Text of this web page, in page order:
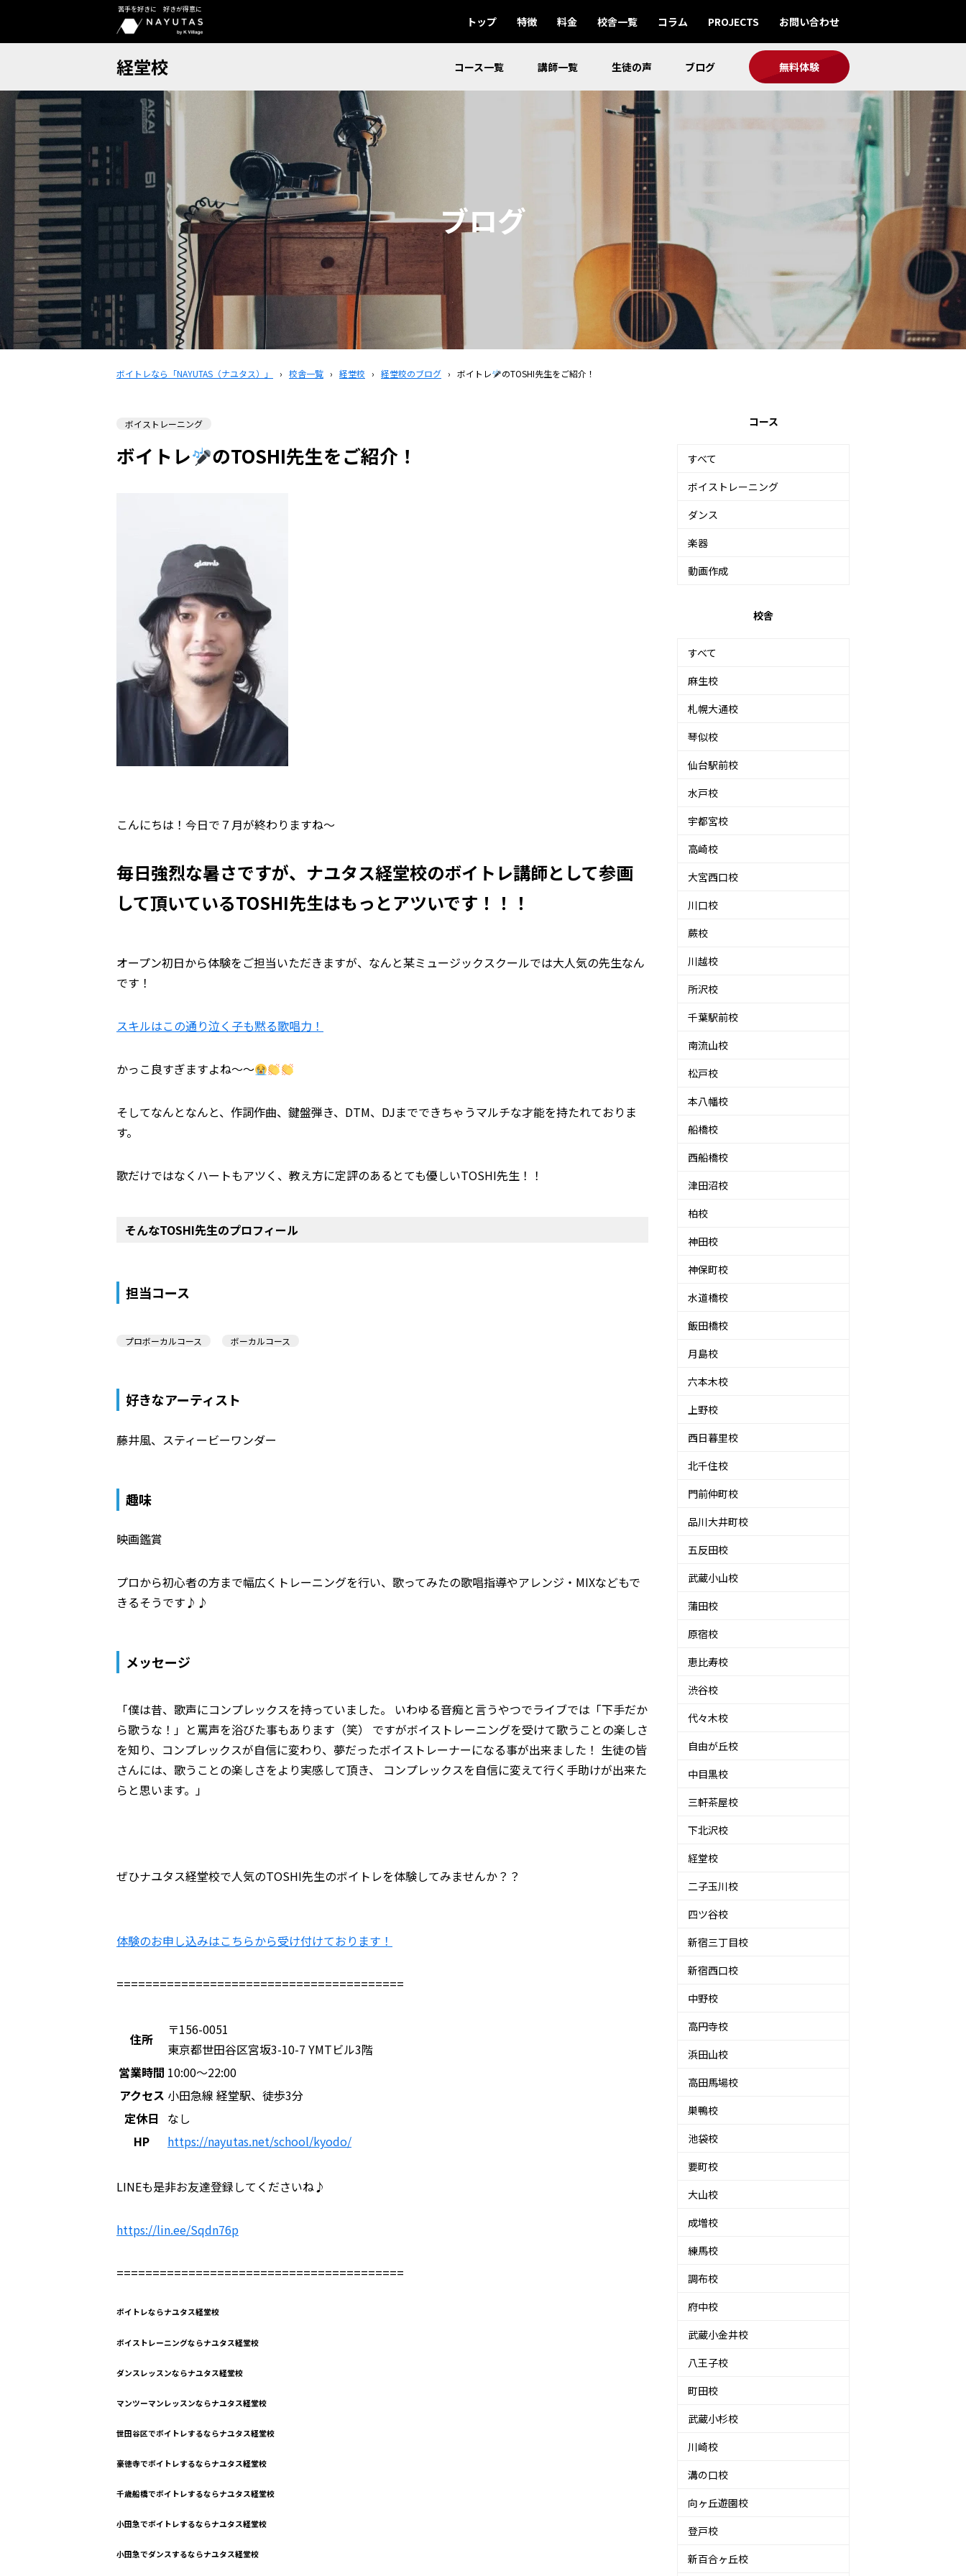
苦手を好きに 好きが得意に
トップ 特徴 料金 校舎一覧 コラム PROJECTS お問い合わせ
経堂校 コース一覧 講師一覧 生徒の声 ブログ 無料体験
ブログ
ボイトレなら「NAYUTAS（ナユタス）」 › 校舎一覧 › 経堂校 › 経堂校のブログ › ボイトレ のTOSHI先生をご紹介！
ボイストレーニング
ボイトレ のTOSHI先生をご紹介！
こんにちは！今日で７月が終わりますね〜
毎日強烈な暑さですが、ナユタス経堂校のボイトレ講師として参画
して頂いているTOSHI先生はもっとアツいです！！！
オープン初日から体験をご担当いただきますが、なんと某ミュージックスクールでは大人気の先生なん
です！
スキルはこの通り泣く子も黙る歌唱力！
かっこ良すぎますよね〜〜
そしてなんとなんと、作詞作曲、鍵盤弾き、DTM、DJまでできちゃうマルチな才能を持たれておりま
す。
歌だけではなくハートもアツく、教え方に定評のあるとても優しいTOSHI先生！！
そんなTOSHI先生のプロフィール
担当コース
プロボーカルコース ボーカルコース
好きなアーティスト
藤井風、スティービーワンダー
趣味
映画鑑賞
プロから初心者の方まで幅広くトレーニングを行い、歌ってみたの歌唱指導やアレンジ・MIXなどもで
きるそうです♪♪
メッセージ
「僕は昔、歌声にコンプレックスを持っていました。 いわゆる音痴と言うやつでライブでは「下手だか
ら歌うな！」と罵声を浴びた事もあります（笑） ですがボイストレーニングを受けて歌うことの楽しさ
を知り、コンプレックスが自信に変わり、夢だったボイストレーナーになる事が出来ました！ 生徒の皆
さんには、歌うことの楽しさをより実感して頂き、 コンプレックスを自信に変えて行く手助けが出来た
らと思います。」
ぜひナユタス経堂校で人気のTOSHI先生のボイトレを体験してみませんか？？
体験のお申し込みはこちらから受け付けております！
========================================
住所
〒156-0051
東京都世田谷区宮坂3-10-7 YMTビル3階
営業時間 10:00～22:00
アクセス 小田急線 経堂駅、徒歩3分
定休日
なし
HP
https://nayutas.net/school/kyodo/
LINEも是非お友達登録してくださいね♪
https://lin.ee/Sqdn76p
========================================
ボイトレならナユタス経堂校
ボイストレーニングならナユタス経堂校
ダンスレッスンならナユタス経堂校
マンツーマンレッスンならナユタス経堂校
世田谷区でボイトレするならナユタス経堂校
豪徳寺でボイトレするならナユタス経堂校
千歳船橋でボイトレするならナユタス経堂校
小田急でボイトレするならナユタス経堂校
小田急でダンスするならナユタス経堂校
コース
すべて
ボイストレーニング
ダンス
楽器
動画作成
校舎
すべて
麻生校
札幌大通校
琴似校
仙台駅前校
水戸校
宇都宮校
高崎校
大宮西口校
川口校
蕨校
川越校
所沢校
千葉駅前校
南流山校
松戸校
本八幡校
船橋校
西船橋校
津田沼校
柏校
神田校
神保町校
水道橋校
飯田橋校
月島校
六本木校
上野校
西日暮里校
北千住校
門前仲町校
品川大井町校
五反田校
武蔵小山校
蒲田校
原宿校
恵比寿校
渋谷校
代々木校
自由が丘校
中目黒校
三軒茶屋校
下北沢校
経堂校
二子玉川校
四ツ谷校
新宿三丁目校
新宿西口校
中野校
高円寺校
浜田山校
高田馬場校
巣鴨校
池袋校
要町校
大山校
成増校
練馬校
調布校
府中校
武蔵小金井校
八王子校
町田校
武蔵小杉校
川崎校
溝の口校
向ヶ丘遊園校
登戸校
新百合ヶ丘校